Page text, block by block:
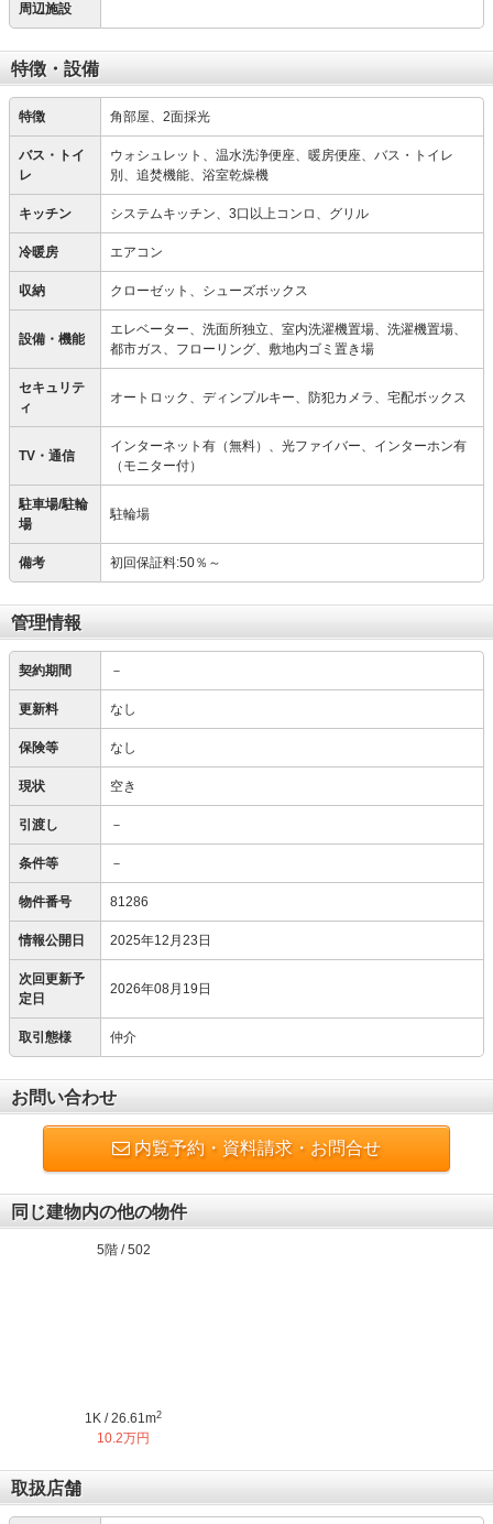
周辺施設
特徴・設備
特徴 角部屋、2面採光
バス・トイ
レ
ウォシュレット、温水洗浄便座、暖房便座、バス・トイレ
別、追焚機能、浴室乾燥機
キッチン システムキッチン、3口以上コンロ、グリル
冷暖房 エアコン
収納 クローゼット、シューズボックス
設備・機能
エレベーター、洗面所独立、室内洗濯機置場、洗濯機置場、
都市ガス、フローリング、敷地内ゴミ置き場
セキュリテ
ィ
オートロック、ディンプルキー、防犯カメラ、宅配ボックス
TV・通信
インターネット有（無料）、光ファイバー、インターホン有
（モニター付）
駐車場/駐輪
場
駐輪場
備考 初回保証料:50％～
管理情報
契約期間 －
更新料 なし
保険等 なし
現状 空き
引渡し －
条件等 －
物件番号 81286
情報公開日 2025年12月23日
次回更新予
定日
2026年08月19日
取引態様 仲介
お問い合わせ
内覧予約・資料請求・お問合せ
同じ建物内の他の物件
5階 / 502
1K / 26.61m2
10.2万円
取扱店舗